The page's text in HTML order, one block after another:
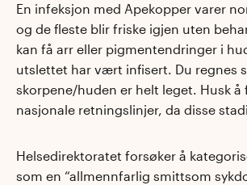
En infeksjon med Apekopper varer
og de fleste blir friske igjen uten
kan få arr eller pigmentendringer i
utslettet har vært infisert. Du regnes
skorpene/huden er helt leget. Husk å
nasjonale retningslinjer, da disse
Helsedirektoratet forsøker å
som en “allmennfarlig smittsom